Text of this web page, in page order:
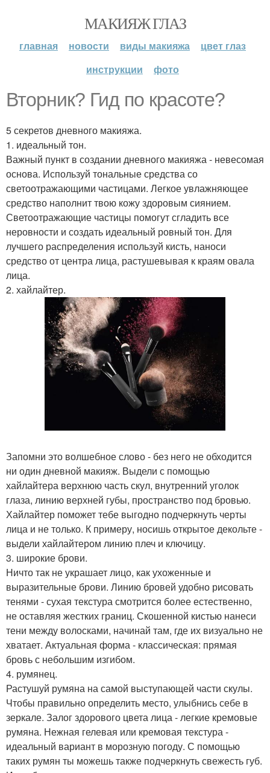
МАКИЯЖ ГЛАЗ
главная новости виды макияжа
цвет глаз
инструкции
фото
Вторник? Гид по красоте?
5 секретов дневного макияжа.
1. идеальный тон.
Важный пункт в создании дневного макияжа - невесомая
основа. Используй тональные средства со
светоотражающими частицами. Легкое увлажняющее
средство наполнит твою кожу здоровым сиянием.
Светоотражающие частицы помогут сгладить все
неровности и создать идеальный ровный тон. Для
лучшего распределения используй кисть, наноси
средство от центра лица, растушевывая к краям овала
лица.
2. хайлайтер.
Запомни это волшебное слово - без него не обходится
ни один дневной макияж. Выдели с помощью
хайлайтера верхнюю часть скул, внутренний уголок
глаза, линию верхней губы, пространство под бровью.
Хайлайтер поможет тебе выгодно подчеркнуть черты
лица и не только. К примеру, носишь открытое декольте -
выдели хайлайтером линию плеч и ключицу.
3. широкие брови.
Ничто так не украшает лицо, как ухоженные и
выразительные брови. Линию бровей удобно рисовать
тенями - сухая текстура смотрится более естественно,
не оставляя жестких границ. Скошенной кистью нанеси
тени между волосками, начинай там, где их визуально не
хватает. Актуальная форма - классическая: прямая
бровь с небольшим изгибом.
4. румянец.
Растушуй румяна на самой выступающей части скулы.
Чтобы правильно определить место, улыбнись себе в
зеркале. Залог здорового цвета лица - легкие кремовые
румяна. Нежная гелевая или кремовая текстура -
идеальный вариант в морозную погоду. С помощью
таких румян ты можешь также подчеркнуть свежесть губ.